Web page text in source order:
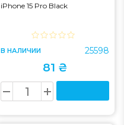
iPhone 15 Pro Black
В НАЛИЧИИ 25598
81 ₴